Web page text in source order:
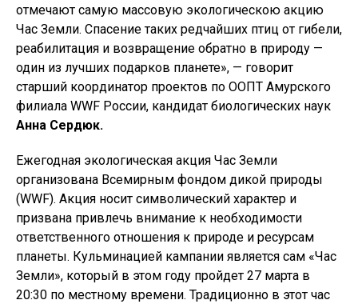
отмечают самую массовую экологическою акцию
Час Земли. Спасение таких редчайших птиц от гибели,
реабилитация и возвращение обратно в природу —
один из лучших подарков планете», — говорит
старший координатор проектов по ООПТ Амурского
филиала WWF России, кандидат биологических наук
Анна Сердюк.
Ежегодная экологическая акция Час Земли
организована Всемирным фондом дикой природы
(WWF). Акция носит символический характер и
призвана привлечь внимание к необходимости
ответственного отношения к природе и ресурсам
планеты. Кульминацией кампании является сам «Час
Земли», который в этом году пройдет 27 марта в
20:30 по местному времени. Традиционно в этот час